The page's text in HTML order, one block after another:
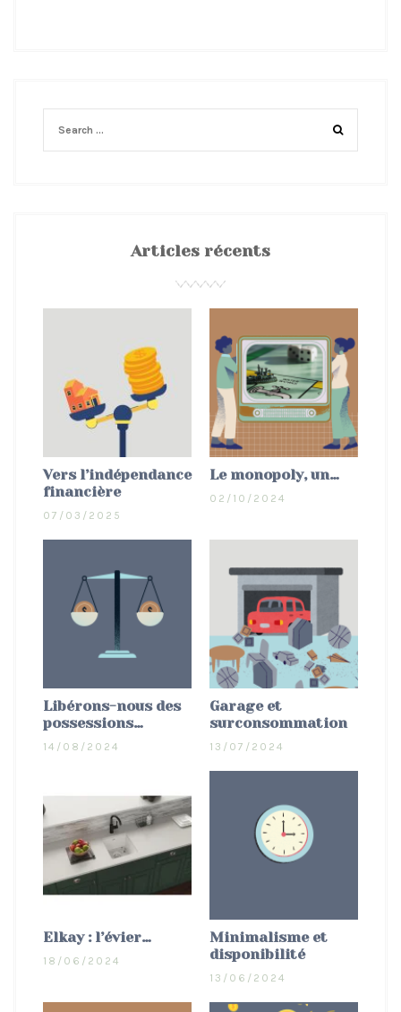
Articles récents
Vers l’indépendance
financière
07/03/2025
Le monopoly, un…
02/10/2024
Libérons-nous des
possessions…
14/08/2024
Garage et
surconsommation
13/07/2024
Elkay : l’évier…
18/06/2024
Minimalisme et
disponibilité
13/06/2024